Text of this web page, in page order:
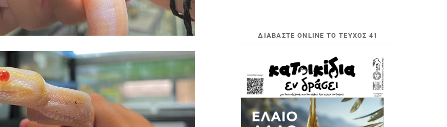
ΔΙΑΒΆΣΤΕ ONLINE ΤΟ ΤΕΎΧΟΣ 41